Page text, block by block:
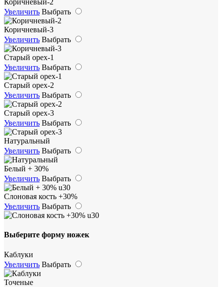
Коричневый-2
Увеличить Выбрать
Коричневый-3
Увеличить Выбрать
Старый орех-1
Увеличить Выбрать
Старый орех-2
Увеличить Выбрать
Старый орех-3
Увеличить Выбрать
Натуральный
Увеличить Выбрать
Белый + 30%
Увеличить Выбрать
Слоновая кость +30%
Увеличить Выбрать
Выберите форму ножек
Каблуки
Увеличить Выбрать
Точеные